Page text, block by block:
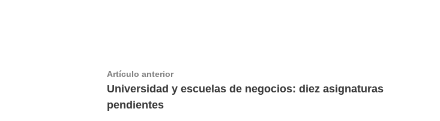
Navegación
de
entradas
Artículo anteriorArtículo
anterior:
Universidad y escuelas de negocios: diez asignaturas
pendientes